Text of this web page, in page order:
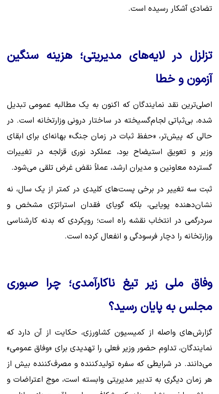
تضادی آشکار رسیده است.
تزلزل در لایه‌های مدیریتی؛ هزینه سنگین
آزمون و خطا
اصلی‌ترین نقد نمایندگان که اکنون به یک مطالبه عمومی تبدیل
شده، بی‌ثباتی لجام‌گسیخته در ساختار درونی وزارتخانه است. در
حالی که پیش‌تر، «حفظ ثبات در زمان جنگ» بهانه‌ای برای ابقای
وزیر و تعویق استیضاح بود، عملکرد نوری قزلجه در تغییرات
گسترده معاونین و مدیران ارشد، عملاً نقض غرض تلقی می‌شود.
ثبت سه تغییر در برخی پست‌های کلیدی در کمتر از یک سال، نه
نشان‌دهنده پویایی، بلکه گویای فقدان استراتژی مشخص و
سردرگمی در انتخاب نقشه راه است؛ رویکردی که بدنه کارشناسی
وزارتخانه را دچار فرسودگی و انفعال کرده است.
وفاق ملی زیر تیغ ناکارآمدی؛ چرا صبوری
مجلس به پایان رسید؟
گزارش‌های واصله از کمیسیون کشاورزی، حکایت از آن دارد که
نمایندگان، تداوم حضور وزیر فعلی را تهدیدی برای «وفاق عمومی»
می‌دانند. در شرایطی که سفره تولیدکننده و مصرف‌کننده بیش از
هر زمان دیگری به تدبیر مدیریتی وابسته است، موج اعتراضات و